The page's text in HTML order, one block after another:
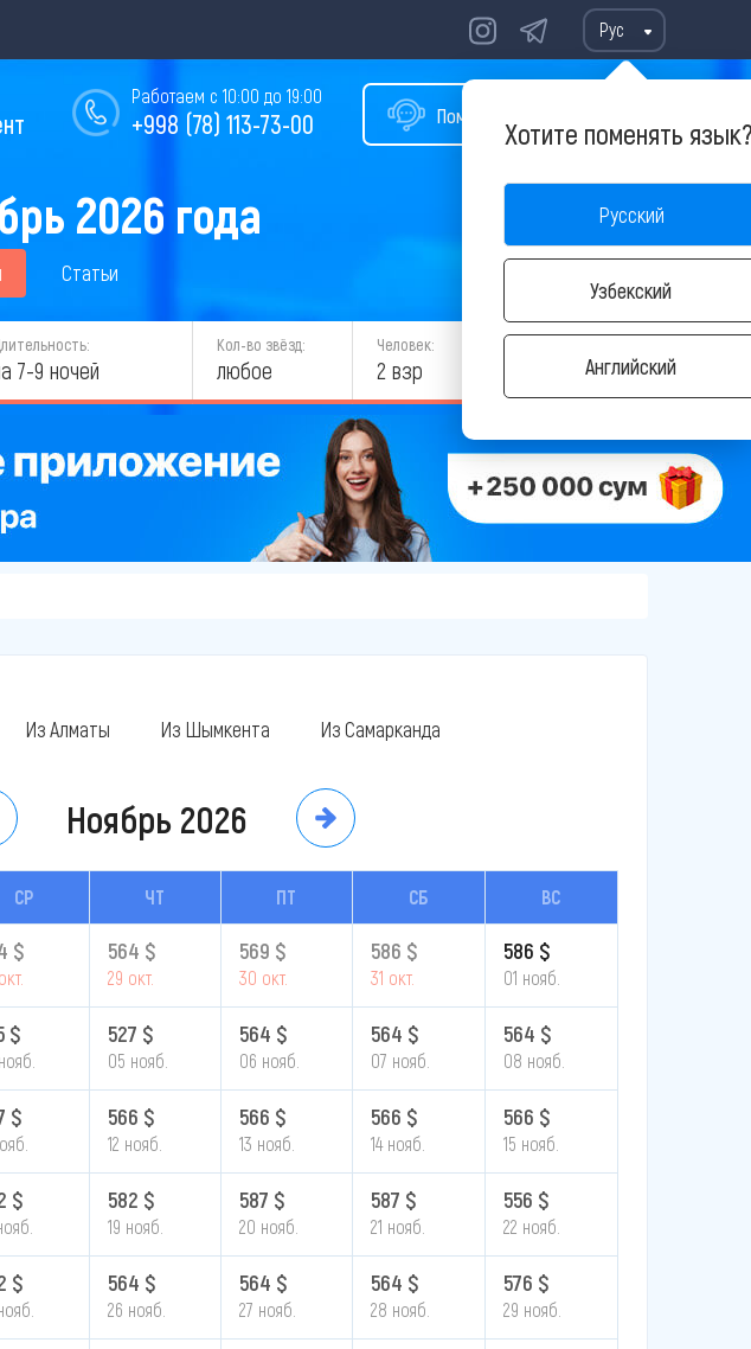
Рус
Хотите поменять
Русский
Узбекский
Английский
Помощь в подборе тура
Работаем с 10:00 до 19:00
+998 (78) 113-73-00
2026 года
Статьи
7-9 ночей
Кол-во звёзд:
любое
Человек:
2 взр НАЙТИ
Из Алматы Из Шымкента Из Самарканда
Ноябрь 2026
СР ЧТ ПТ СБ ВС
$ 564 $
29 окт.
569 $
30 окт.
586 $
31 окт.
586 $
01 нояб.
$ 527 $
05 нояб.
564 $
06 нояб.
564 $
07 нояб.
564 $
08 нояб.
$ 566 $
12 нояб.
566 $
13 нояб.
566 $
14 нояб.
566 $
15 нояб.
$ 582 $
19 нояб.
587 $
20 нояб.
587 $
21 нояб.
556 $
22 нояб.
$ 564 $
26 нояб.
564 $
27 нояб.
564 $
28 нояб.
576 $
29 нояб.